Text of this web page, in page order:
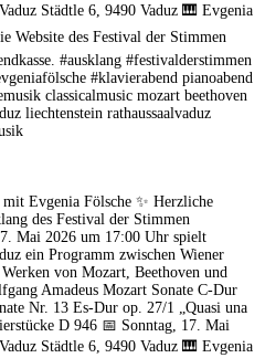
Städtle 6, 9490 Vaduz 🎹 Evgenia
des Festival der Stimmen
#ausklang #festivalderstimmen
#klavierabend pianoabend
classicalmusic mozart beethoven
liechtenstein rathaussaalvaduz